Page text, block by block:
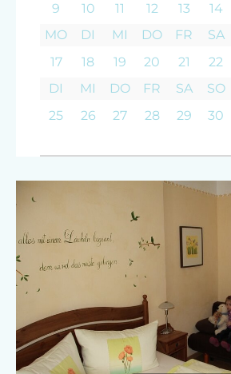
9
10
11
12
13
14
MO
17
DI
18
MI
19
DO
20
FR
21
SA
22
DI
25
MI
26
DO
27
FR
28
SA
29
SO
30